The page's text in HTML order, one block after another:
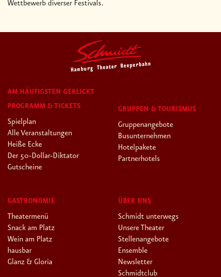
Wettbewerb diverser Festivals.
AM HÄUFIGSTEN GEKLICKT
PROGRAMM & TICKETS
Spielplan
Alle Veranstaltungen
Heiße Ecke
Der 50-Dollar-Diktator
Gutscheine
GRUPPEN & TOURISMUS
Gruppenangebote
Busunternehmen
Hotelpakete
Partnerhotels
GASTRONOMIE
Theatermenü
Snack am Platz
Wein am Platz
hausbar
Glanz & Gloria
ÜBER UNS
Schmidt unterwegs
Unsere Theater
Stellenangebote
Ensemble
Newsletter
Schmidtclub